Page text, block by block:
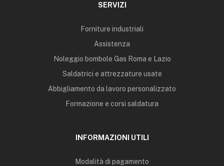
SERVIZI
Forniture industriali
Assistenza
Noleggio bombole Gas Roma e Lazio
Saldatrici e attrezzature usate
Abbigliamento da lavoro personalizzato
Formazione e corsi saldatura
INFORMAZIONI UTILI
Modalità di pagamento